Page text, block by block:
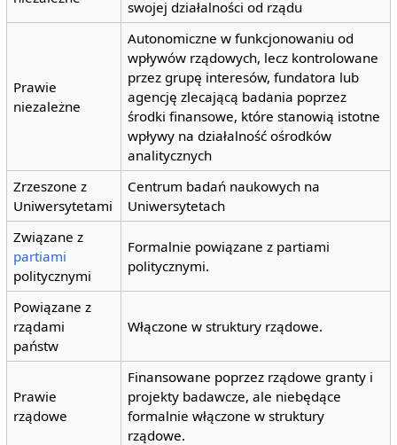
swojej działalności od rządu
Prawie
niezależne
Autonomiczne w funkcjonowaniu od
wpływów rządowych, lecz kontrolowane
przez grupę interesów, fundatora lub
agencję zlecającą badania poprzez
środki finansowe, które stanowią istotne
wpływy na działalność ośrodków
analitycznych
Zrzeszone z
Uniwersytetami
Centrum badań naukowych na
Uniwersytetach
Związane z
partiami
politycznymi
Formalnie powiązane z partiami
politycznymi.
Powiązane z
rządami
państw
Włączone w struktury rządowe.
Prawie
rządowe
Finansowane poprzez rządowe granty i
projekty badawcze, ale niebędące
formalnie włączone w struktury
rządowe.